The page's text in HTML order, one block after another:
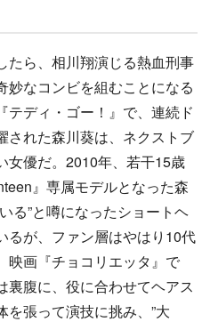
ら、相川翔演じる熱血刑事
妙なコンビを組むことになる
テディ・ゴー！』で、連続ド
された森川葵は、ネクストブ
女優だ。2010年、若干15歳
』専属モデルとなった森
る”と噂になったショートヘ
るが、ファン層はやはり10代
映画『チョコリエッタ』で
裏腹に、役に合わせてヘアス
を張って演技に挑み、”大